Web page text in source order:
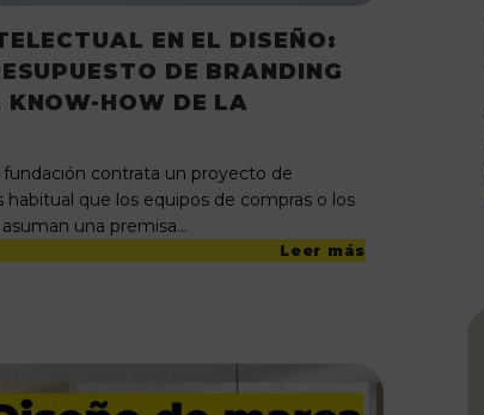
EN EL DISEÑO:
DE BRANDING
KNOW-HOW DE LA
contrata un proyecto de
habitual que los equipos de compras o los
una premisa…
Leer más